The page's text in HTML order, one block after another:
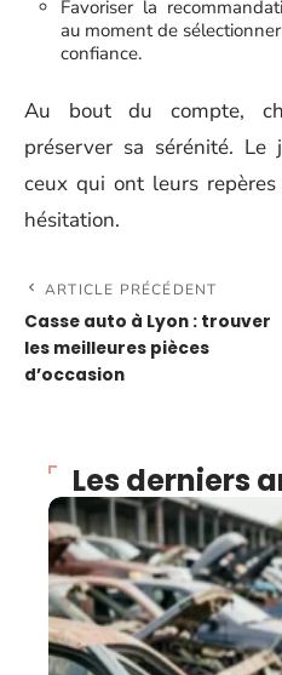
Favoriser la
au moment de
confiance.
Au bout du compte,
préserver sa sérénité.
ceux qui ont leurs
hésitation.
ARTICLE PRÉCÉDENT
Casse auto à Lyon : trouver
les meilleures pièces
d’occasion
Les derniers